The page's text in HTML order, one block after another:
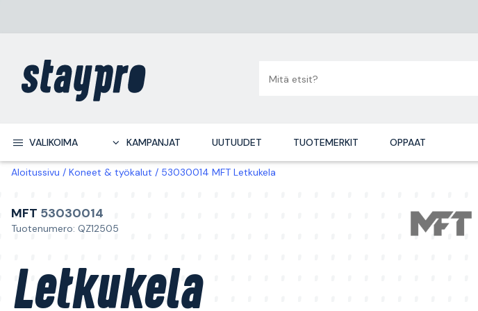
VALIKOIMA KAMPANJAT UUTUUDET TUOTEMERKIT OPPAAT
Aloitussivu Koneet & työkalut 53030014 MFT Letkukela
MFT 53030014
Tuotenumero: QZ12505
Letkukela